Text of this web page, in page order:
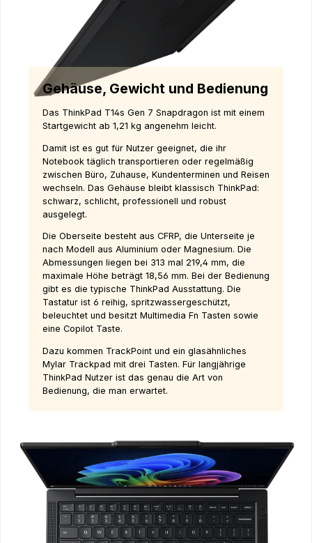
Gehäuse, Gewicht und Bedienung
Das ThinkPad T14s Gen 7 Snapdragon ist mit einem
Startgewicht ab 1,21 kg angenehm leicht.
Damit ist es gut für Nutzer geeignet, die ihr
Notebook täglich transportieren oder regelmäßig
zwischen Büro, Zuhause, Kundenterminen und Reisen
wechseln. Das Gehäuse bleibt klassisch ThinkPad:
schwarz, schlicht, professionell und robust
ausgelegt.
Die Oberseite besteht aus CFRP, die Unterseite je
nach Modell aus Aluminium oder Magnesium. Die
Abmessungen liegen bei 313 mal 219,4 mm, die
maximale Höhe beträgt 18,56 mm. Bei der Bedienung
gibt es die typische ThinkPad Ausstattung. Die
Tastatur ist 6 reihig, spritzwassergeschützt,
beleuchtet und besitzt Multimedia Fn Tasten sowie
eine Copilot Taste.
Dazu kommen TrackPoint und ein glasähnliches
Mylar Trackpad mit drei Tasten. Für langjährige
ThinkPad Nutzer ist das genau die Art von
Bedienung, die man erwartet.